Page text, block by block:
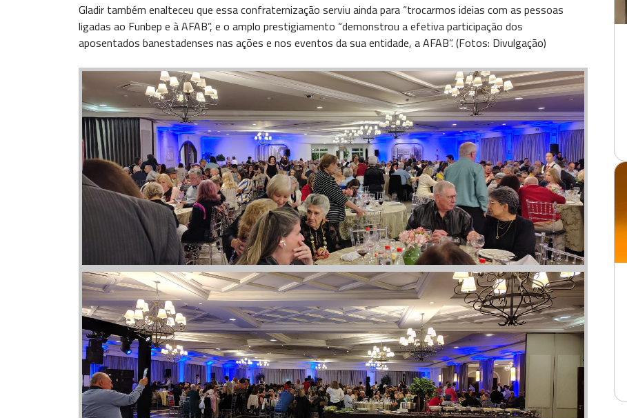
Gladir também enalteceu que essa confraternização serviu ainda para “trocarmos ideias com as pessoas
ligadas ao Funbep e à AFAB”, e o amplo prestigiamento “demonstrou a efetiva participação dos
aposentados banestadenses nas ações e nos eventos da sua entidade, a AFAB”. (Fotos: Divulgação)